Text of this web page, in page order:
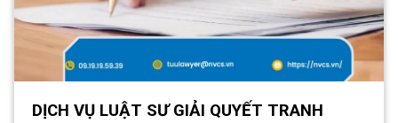
DỊCH VỤ LUẬT SƯ GIẢI QUYẾT TRANH